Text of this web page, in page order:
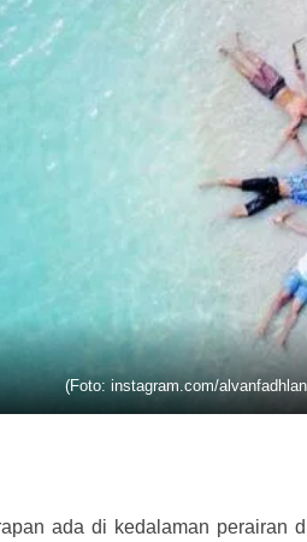
(Foto: instagram.com/
ada di kedalaman perairan